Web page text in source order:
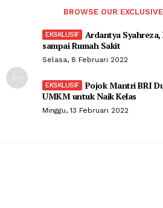
BROWSE OUR
Ardantya
sampai Rumah Sakit
Selasa, 8 Februari 2022
Pojok Mantri BRI
UMKM untuk Naik Kelas
Minggu, 13 Februari 2022